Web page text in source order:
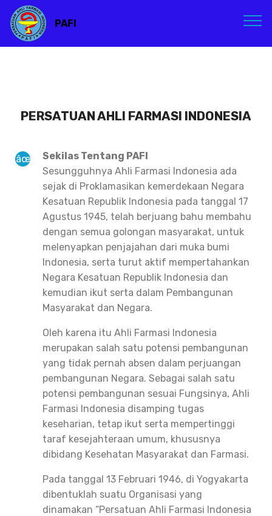
PAFI
PERSATUAN AHLI FARMASI INDONESIA
Sekilas Tentang PAFI
Sesungguhnya Ahli Farmasi Indonesia ada
sejak di Proklamasikan kemerdekaan Negara
Kesatuan Republik Indonesia pada tanggal 17
Agustus 1945, telah berjuang bahu membahu
dengan semua golongan masyarakat, untuk
melenyapkan penjajahan dari muka bumi
Indonesia, serta turut aktif mempertahankan
Negara Kesatuan Republik Indonesia dan
kemudian ikut serta dalam Pembangunan
Masyarakat dan Negara.
Oleh karena itu Ahli Farmasi Indonesia
merupakan salah satu potensi pembangunan
yang tidak pernah absen dalam perjuangan
pembangunan Negara. Sebagai salah satu
potensi pembangunan sesuai Fungsinya, Ahli
Farmasi Indonesia disamping tugas
keseharian, tetap ikut serta mempertinggi
taraf kesejahteraan umum, khususnya
dibidang Kesehatan Masyarakat dan Farmasi.
Pada tanggal 13 Februari 1946, di Yogyakarta
dibentuklah suatu Organisasi yang
dinamakan “Persatuan Ahli Farmasi Indonesia